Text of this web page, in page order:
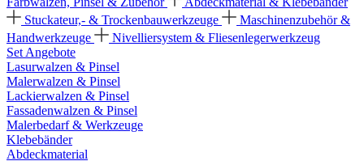
Stuckateur,- & Trockenbauwerkzeuge
Maschinenzubehör &
Handwerkzeuge
Nivelliersystem & Fliesenlegerwerkzeug
Set Angebote
Lasurwalzen & Pinsel
Malerwalzen & Pinsel
Lackierwalzen & Pinsel
Fassadenwalzen & Pinsel
Malerbedarf & Werkzeuge
Klebebänder
Abdeckmaterial